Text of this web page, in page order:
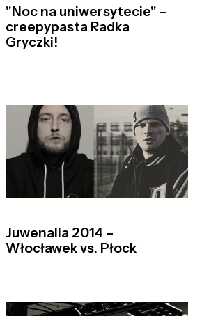
"Noc na uniwersytecie" –
creepypasta Radka
Gryczki!
Juwenalia 2014 –
Włocławek vs. Płock